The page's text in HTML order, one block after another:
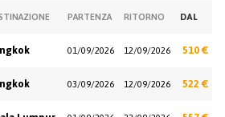
PARTENZA RITORNO DAL
01/09/2026 12/09/2026 510 €
03/09/2026 12/09/2026 522 €